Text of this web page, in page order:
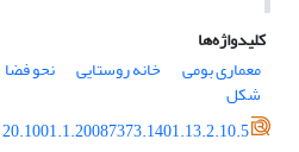
کلیدواژه‌ها
معماری بومی
خانه روستایی نحو فضا
شکل
20.1001.1.20087373.1401.13.2.10.5